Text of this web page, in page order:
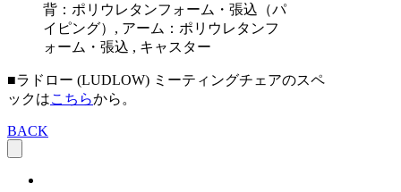
背：ポリウレタンフォーム・張込（パ
イピング）, アーム：ポリウレタンフ
ォーム・張込 , キャスター
■ラドロー (LUDLOW) ミーティングチェアのスペ
ックはこちらから。
BACK